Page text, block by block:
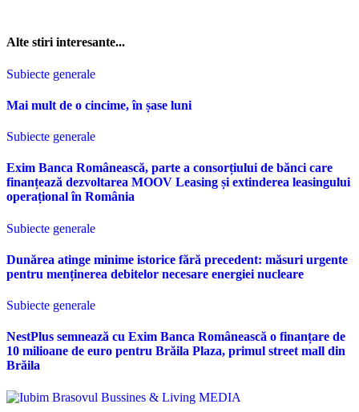
Alte stiri interesante...
Subiecte generale
Mai mult de o cincime, în șase luni
Subiecte generale
Exim Banca Românească, parte a consorțiului de bănci care
finanțează dezvoltarea MOOV Leasing și extinderea leasingului
operațional în România
Subiecte generale
Dunărea atinge minime istorice fără precedent: măsuri urgente
pentru menținerea debitelor necesare energiei nucleare
Subiecte generale
NestPlus semnează cu Exim Banca Românească o finanțare de
10 milioane de euro pentru Brăila Plaza, primul street mall din
Brăila